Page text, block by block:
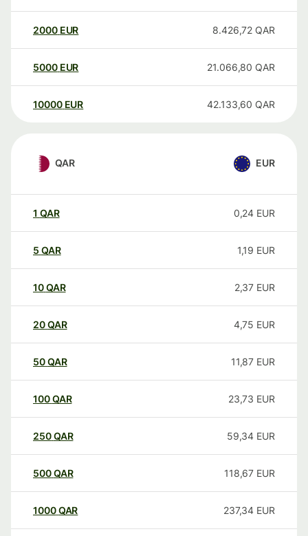
2000 EUR 8.426,72 QAR
5000 EUR 21.066,80 QAR
10000 EUR 42.133,60 QAR
QAR EUR
1 QAR 0,24 EUR
5 QAR 1,19 EUR
10QAR 2,37 EUR
20QAR 4,75 EUR
50QAR 11,87 EUR
100QAR 23,73 EUR
250QAR 59,34 EUR
500QAR 118,67 EUR
1000QAR 237,34 EUR